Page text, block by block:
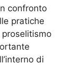
confronto
pratiche
di